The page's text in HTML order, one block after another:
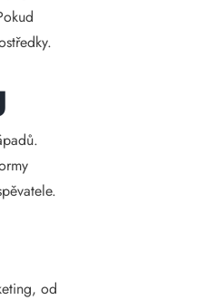
od